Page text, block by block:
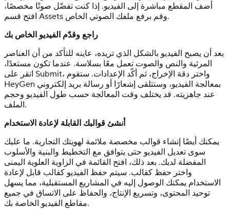
أضف المقطع مباشرة إلى الفيديو. إذا كنت تفضّل صوتًا مخصصًا،
افتح قسم Assets وقم برفع ملفك الصوتي الخاص.
راجع وقدّم الفيديو الخاص بك
بعد أن يصبح الفيديو بالشكل الذي تريده، عاينه للتأكد من أن العناصر
المرئية والنص والصوت تعمل معًا بسلاسة. عندما تكون مستعدًا،
انقر على Submit، واختر دقة الإخراج، ثم أكّد الإعدادات. ستقوم
HeyGen بمعالجة الفيديو، وستتلقى إشعارًا أو رسالة بريد إلكتروني
عند جاهزيته. قد يختلف وقت المعالجة حسب طول الفيديو وحجم
الملف.
أنشئ قوالبك القابلة لإعادة الاستخدام
يمكنك أيضًا إنشاء قوالب مخصصة ملائمة لهويتك التجارية. ما عليك
سوى تعديل الفيديو حتى يتوافق مع التخطيط والبنية والأسلوب
المفضلة لديك. بعد ذلك، افتح القائمة في الزاوية العلوية اليمنى
واختر حفظ كقالب. سيتم حفظ الفيديو كقالب قابل لإعادة
الاستخدام يمكنك الوصول إليه في المشاريع المستقبلية، مما يسهل
توحيد المحتوى، وتسريع الإنتاج، والحفاظ على الاتساق في جميع
مقاطع الفيديو الخاصة بك.